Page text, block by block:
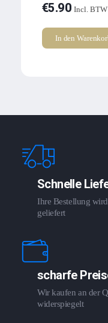
€5.90 Incl. BTW
In den
Schnelle
Ihre Bestellung
geliefert
scharfe
Wir kaufen an der
widerspiegelt